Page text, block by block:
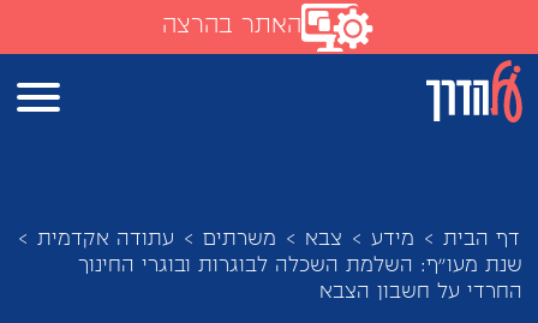
האתר בהרצה
דף הבית > מידע > צבא > משרתים > עתודה אקדמית >
שנת מעו"ף: השלמת השכלה לבוגרות ובוגרי החינוך
החרדי על חשבון הצבא